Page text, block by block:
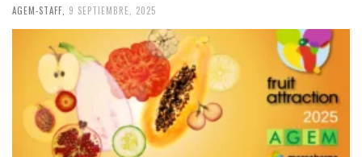
AGEM-STAFF 9 SEPTIEMBRE, 2025